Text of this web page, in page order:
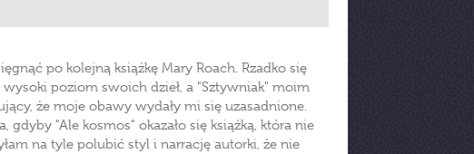
po kolejną książkę Mary Roach. Rzadko się
poziom swoich dzieł, a "Sztywniak" moim
że moje obawy wydały mi się uzasadnione.
gdyby "Ale kosmos" okazało się książką, która nie
na tyle polubić styl i narrację autorki, że nie